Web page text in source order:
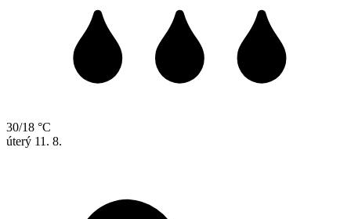
30/18 °C
úterý 11. 8.